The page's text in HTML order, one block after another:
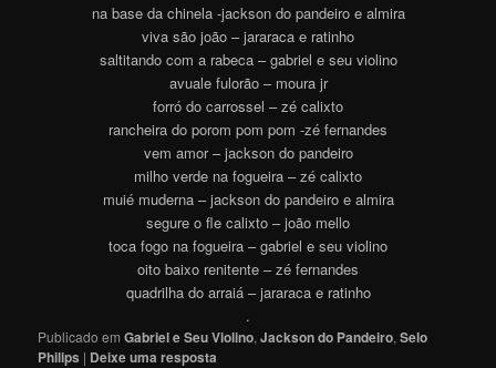
na base da chinela -jackson do pandeiro e almira
viva são joão – jararaca e ratinho
saltitando com a rabeca – gabriel e seu violino
avuale fulorão – moura jr
forró do carrossel – zé calixto
rancheira do porom pom pom -zé fernandes
vem amor – jackson do pandeiro
milho verde na fogueira – zé calixto
muié muderna – jackson do pandeiro e almira
segure o fle calixto – joão mello
toca fogo na fogueira – gabriel e seu violino
oito baixo renitente – zé fernandes
quadrilha do arraiá – jararaca e ratinho
.
Publicado em Gabriel e Seu Violino,Jackson do Pandeiro,Selo
Philips | Deixe uma resposta